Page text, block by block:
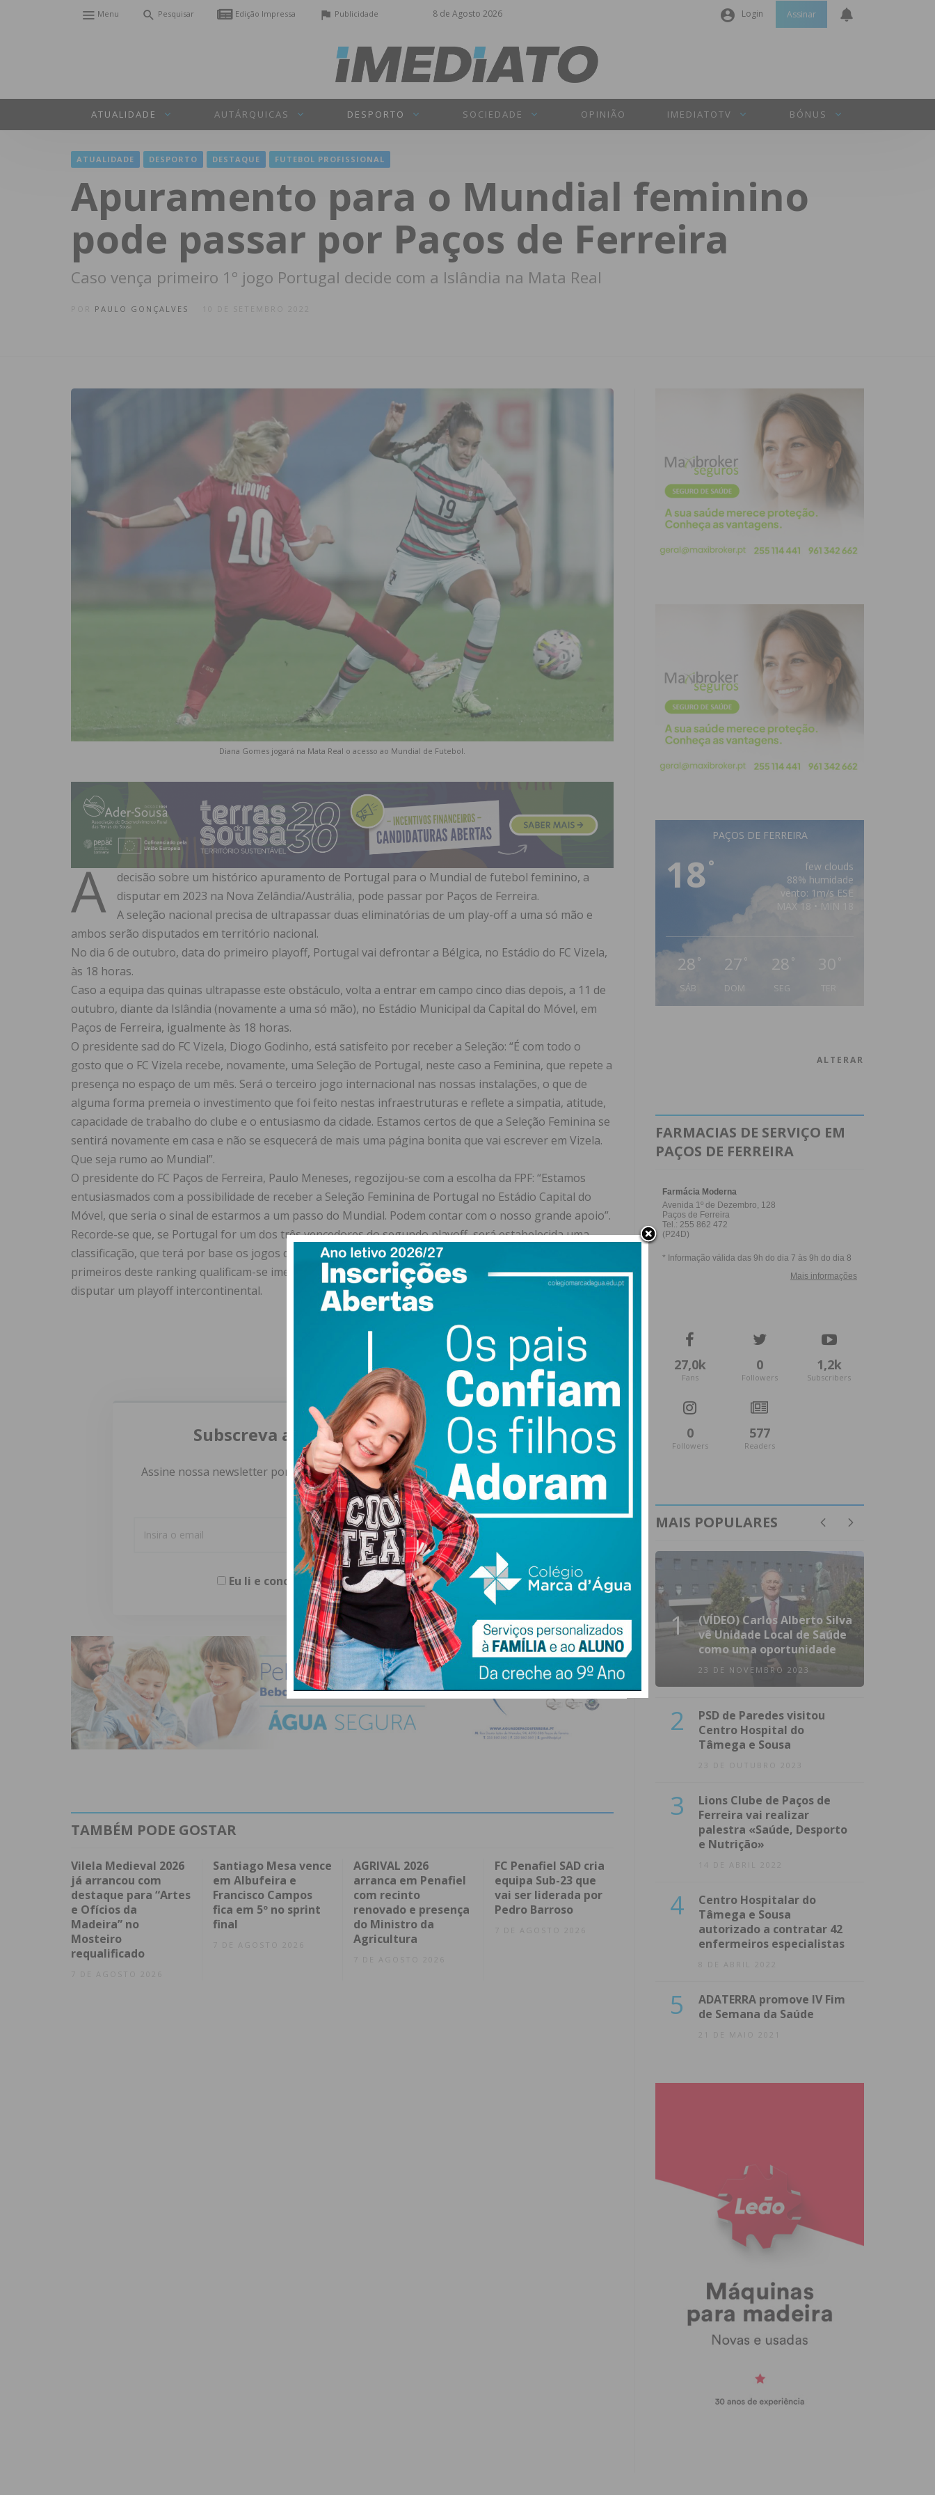
8 de Agosto 2026
Menu Pesquisar Edição Impressa Publicidade Login
Senha
INICIAR SESSÃO
Perdeu a sua senha?
Assinar
ATUALIDADE AUTÁRQUICAS DESPORTO SOCIEDADE OPINIÃO IMEDIATOTV BÓNUS
ATUALIDADE DESPORTO DESTAQUE FUTEBOL PROFISSIONAL
Apuramento para o Mundial feminino
pode passar por Paços de Ferreira
Caso vença primeiro 1º jogo Portugal decide com a Islândia na Mata Real
PAULO GONÇALVES 10 DE SETEMBRO 2022
Diana Gomes jogará na Mata Real o acesso ao Mundial de Futebol.
A
decisão sobre um histórico apuramento de Portugal para o Mundial de futebol feminino, a
disputar em 2023 na Nova Zelândia/Austrália, pode passar por Paços de Ferreira.
A seleção nacional precisa de ultrapassar duas eliminatórias de um play-off a uma só mão e
ambos serão disputados em território nacional.
No dia 6 de outubro, data do primeiro playoff, Portugal vai defrontar a Bélgica, no Estádio do FC Vizela,
às 18 horas.
Caso a equipa das quinas ultrapasse este obstáculo, volta a entrar em campo cinco dias depois, a 11 de
outubro, diante da Islândia (novamente a uma só mão), no Estádio Municipal da Capital do Móvel, em
Paços de Ferreira, igualmente às 18 horas.
O presidente sad do FC Vizela, Diogo Godinho, está satisfeito por receber a Seleção: “É com todo o
gosto que o FC Vizela recebe, novamente, uma Seleção de Portugal, neste caso a Feminina, que repete a
presença no espaço de um mês. Será o terceiro jogo internacional nas nossas instalações, o que de
alguma forma premeia o investimento que foi feito nestas infraestruturas e reflete a simpatia, atitude,
capacidade de trabalho do clube e o entusiasmo da cidade. Estamos certos de que a Seleção Feminina se
sentirá novamente em casa e não se esquecerá de mais uma página bonita que vai escrever em Vizela.
Que seja rumo ao Mundial”.
O presidente do FC Paços de Ferreira, Paulo Meneses, regozijou-se com a escolha da FPF: “Estamos
entusiasmados com a possibilidade de receber a Seleção Feminina de Portugal no Estádio Capital do
Móvel, que seria o sinal de estarmos a um passo do Mundial. Podem contar com o nosso grande apoio”.
Recorde-se que, se Portugal for um dos três vencedores do segundo playoff, será estabelecida uma
classificação, que terá por base os jogos disputados na fase de qualificação para o Mundial. Os dois
primeiros deste ranking qualificam-se imediatamente para a fase final, ao passo que o terceiro terá de
disputar um playoff intercontinental.
Subscreva a newsletter do Imediato
Assine nossa newsletter por e-mail e obtenha de forma regular a informação
atualizada.
Eu li e concordo com ostermos e condições
TAMBÉM PODE GOSTAR
Vilela Medieval 2026
já arrancou com
destaque para “Artes
e Ofícios da
Madeira” no
Mosteiro
requalificado
7 DE AGOSTO 2026
Santiago Mesa vence
em Albufeira e
Francisco Campos
fica em 5º no sprint
final
7 DE AGOSTO 2026
AGRIVAL 2026
arranca em Penafiel
com recinto
renovado e presença
do Ministro da
Agricultura
7 DE AGOSTO 2026
FC Penafiel SAD cria
equipa Sub-23 que
vai ser liderada por
Pedro Barroso
7 DE AGOSTO 2026
PAÇOS DE FERREIRA
18°
few clouds
88% humidade
vento: 1m/s ESE
MAX 18 • MIN 18
28 °
SÁB
27 °
DOM
28 °
SEG
30 °
ALTERAR
FARMACIAS DE SERVIÇO EM
PAÇOS DE FERREIRA
27,0k
Fans
0
Followers
1,2k
Subscribers
0
Followers
577
Readers
MAIS POPULARES
1
(VÍDEO) Carlos Alberto Silva
vê Unidade Local de Saúde
como uma oportunidade
23 DE NOVEMBRO 2023
2
PSD de Paredes visitou
Centro Hospital do
Tâmega e Sousa
23 DE OUTUBRO 2023
3
Lions Clube de Paços de
Ferreira vai realizar
palestra «Saúde, Desporto
e Nutrição»
14 DE ABRIL 2022
4
Centro Hospitalar do
Tâmega e Sousa
autorizado a contratar 42
enfermeiros especialistas
8 DE ABRIL 2022
5
ADATERRA promove IV Fim
de Semana da Saúde
21 DE MAIO 2021